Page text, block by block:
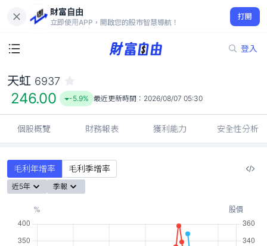
財富自由
立即使用APP，開啟您的股市智慧導航！
打開
登入
246.00
-5.9%
天虹 6937
246.00 -5.9% 最近更新時間： 2026/08/07 05:30
個股概覽 財務報表 獲利能力 安全性分析
毛利年增率 毛利季增率
近5年 季報